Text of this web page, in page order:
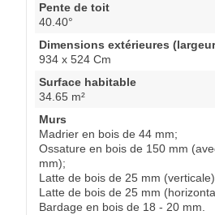
Pente de toit
40.40°
Dimensions extérieures
934 x 524 Cm
Surface habitable
34.65 m²
Murs
Madrier en bois de 44 mm;
Ossature en bois de 150 mm
mm);
Latte de bois de 25 mm
Latte de bois de 25 mm
Bardage en bois de 18 - 20 mm.